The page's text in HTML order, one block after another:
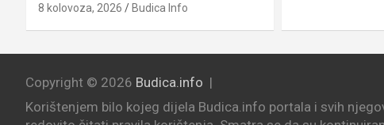
8 kolovoza, 2026 Budica Info
Copyright © 2026 Budica.info
Korištenjem bilo kojeg dijela Budica.info portala i svih